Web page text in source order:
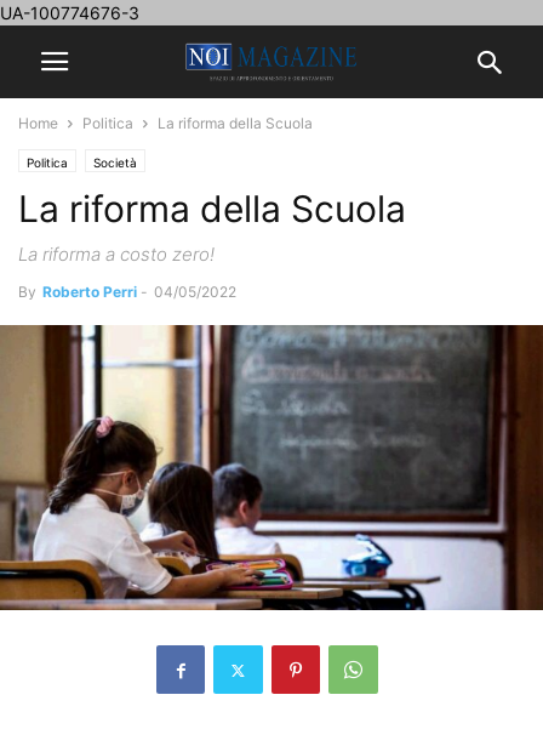
UA-100774676-3
Home Politica La riforma della Scuola
Politica Società
La riforma della Scuola
La riforma a costo zero!
By Roberto Perri - 04/05/2022